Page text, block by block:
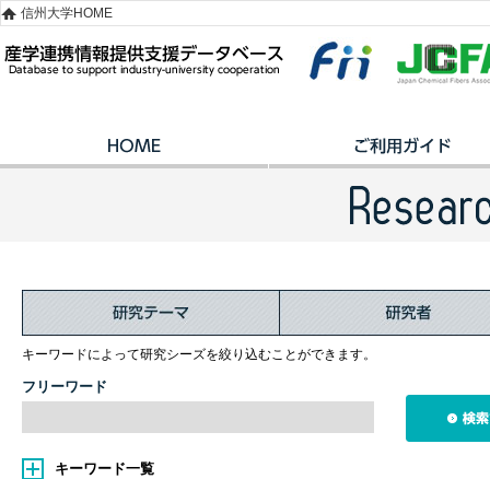
信州大学HOME
キーワードによって研究シーズを絞り込むことができます。
フリーワード
キーワード一覧